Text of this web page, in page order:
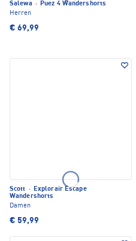
Salewa · Puez 4 Wandershorts
Herren
€ 69,99
Scott · Explorair Escape
Wandershorts
Damen
€ 59,99